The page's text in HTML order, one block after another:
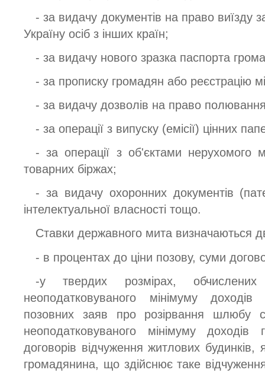
- за видачу документів на право виїзду
Україну осіб з інших країн;
- за видачу нового зразка паспорта
- за прописку громадян або реєстрацію
- за видачу дозволів на право
- за операції з випуску (емісії) цінних
- за операції з об'єктами нерухомого
товарних біржах;
- за видачу охоронних документів
інтелектуальної власності тощо.
Ставки державного мита визначаються
- в процентах до ціни позову, суми
-у твердих розмірах,
неоподатковуваного мінімуму
позовних заяв про розірвання шлюбу
неоподатковуваного мінімуму
договорів відчуження житлових будинків,
громадянина, що здійснює таке